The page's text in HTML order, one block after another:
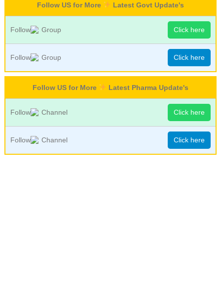
Follow US for More Latest Govt Update's
Follow Group Click here
Follow Group Click here
Follow US for More Latest Pharma Update's
Follow Channel Click here
Follow Channel Click here